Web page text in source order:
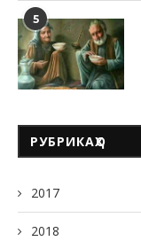
5
РУБРИКАҲО
2017
2018